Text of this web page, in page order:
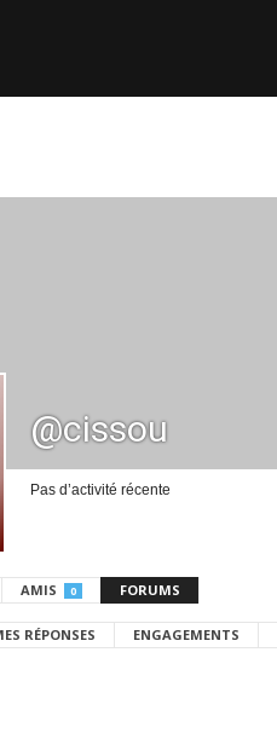
@cissou
Pas d’activité récente
AMIS 0 FORUMS
RÉPONSES ENGAGEMENTS